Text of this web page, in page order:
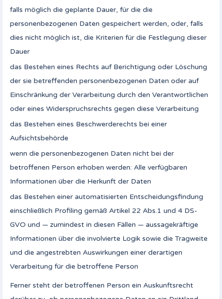
falls möglich die geplante Dauer, für die die
personenbezogenen Daten gespeichert werden, oder, falls
dies nicht möglich ist, die Kriterien für die Festlegung dieser
Dauer
das Bestehen eines Rechts auf Berichtigung oder Löschung
der sie betreffenden personenbezogenen Daten oder auf
Einschränkung der Verarbeitung durch den Verantwortlichen
oder eines Widerspruchsrechts gegen diese Verarbeitung
das Bestehen eines Beschwerderechts bei einer
Aufsichtsbehörde
wenn die personenbezogenen Daten nicht bei der
betroffenen Person erhoben werden: Alle verfügbaren
Informationen über die Herkunft der Daten
das Bestehen einer automatisierten Entscheidungsfindung
einschließlich Profiling gemäß Artikel 22 Abs.1 und 4 DS-
GVO und — zumindest in diesen Fällen — aussagekräftige
Informationen über die involvierte Logik sowie die Tragweite
und die angestrebten Auswirkungen einer derartigen
Verarbeitung für die betroffene Person
Ferner steht der betroffenen Person ein Auskunftsrecht